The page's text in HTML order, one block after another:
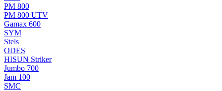
РМ 800
РМ 800 UTV
Gamax 600
SYM
Stels
ОDЕS
HISUN Striker
Jumbo 700
Jam 100
SMC